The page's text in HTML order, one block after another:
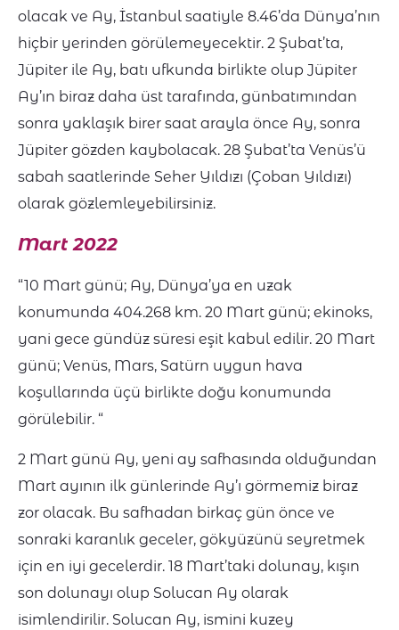
olacak ve Ay, İstanbul saatiyle 8.46’da Dünya’nın
hiçbir yerinden görülemeyecektir. 2 Şubat’ta,
Jüpiter ile Ay, batı ufkunda birlikte olup Jüpiter
Ay’ın biraz daha üst tarafında, günbatımından
sonra yaklaşık birer saat arayla önce Ay, sonra
Jüpiter gözden kaybolacak. 28 Şubat’ta Venüs’ü
sabah saatlerinde Seher Yıldızı (Çoban Yıldızı)
olarak gözlemleyebilirsiniz.
Mart 2022
“10 Mart günü; Ay, Dünya’ya en uzak
konumunda 404.268 km. 20 Mart günü; ekinoks,
yani gece gündüz süresi eşit kabul edilir. 20 Mart
günü; Venüs, Mars, Satürn uygun hava
koşullarında üçü birlikte doğu konumunda
görülebilir. “
2 Mart günü Ay, yeni ay safhasında olduğundan
Mart ayının ilk günlerinde Ay’ı görmemiz biraz
zor olacak. Bu safhadan birkaç gün önce ve
sonraki karanlık geceler, gökyüzünü seyretmek
için en iyi gecelerdir. 18 Mart’taki dolunay, kışın
son dolunayı olup Solucan Ay olarak
isimlendirilir. Solucan Ay, ismini kuzey